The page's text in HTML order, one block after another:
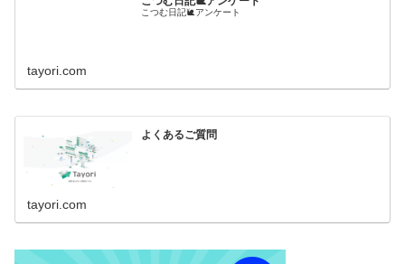
こつむ日記🐌アンケート
tayori.com
よくあるご質問
tayori.com